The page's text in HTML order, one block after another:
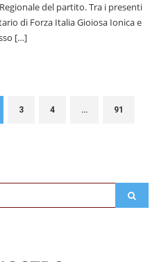
del partito. Tra i presenti
di Forza Italia Gioiosa Ionica e
[…]
3 4 … 91